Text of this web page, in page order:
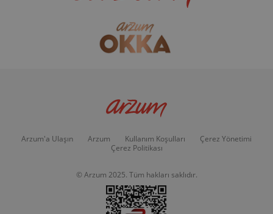
Arzum'a Ulaşın Arzum Kullanım Koşulları
Çerez Yönetimi
Çerez Politikası
© Arzum 2025. Tüm hakları saklıdır.